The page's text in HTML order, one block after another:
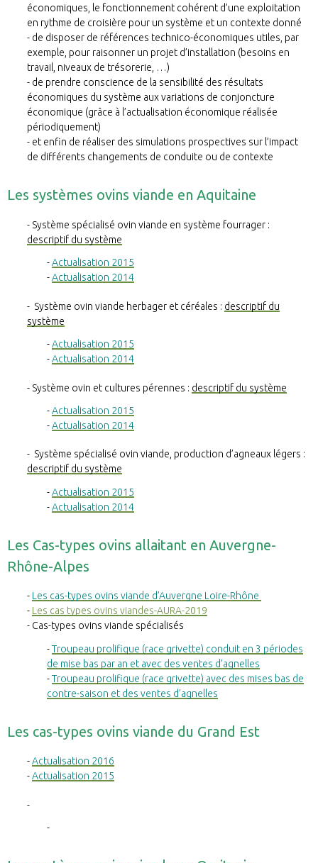
économiques, le fonctionnement cohérent d’une exploitation
en rythme de croisière pour un système et un contexte donné
de disposer de références technico-économiques utiles, par
exemple, pour raisonner un projet d’installation (besoins en
travail, niveaux de trésorerie, …)
de prendre conscience de la sensibilité des résultats
économiques du système aux variations de conjoncture
économique (grâce à l’actualisation économique réalisée
périodiquement)
et enfin de réaliser des simulations prospectives sur l’impact
de différents changements de conduite ou de contexte
Les systèmes ovins viande en Aquitaine
Système spécialisé ovin viande en système fourrager :
descriptif du système
Actualisation 2015
Actualisation 2014
Système ovin viande herbager et céréales : descriptif du
système
Actualisation 2015
Actualisation 2014
Système ovin et cultures pérennes : descriptif du système
Actualisation 2015
Actualisation 2014
Système spécialisé ovin viande, production d’agneaux légers :
descriptif du système
Actualisation 2015
Actualisation 2014
Les Cas-types ovins allaitant en Auvergne-
Rhône-Alpes
Les cas-types ovins viande d’Auvergne Loire-Rhône
Les cas types ovins viandes-AURA-2019
Cas-types ovins viande spécialisés
Troupeau prolifique (race grivette) conduit en 3 périodes
de mise bas par an et avec des ventes d’agnelles
Troupeau prolifique (race grivette) avec des mises bas de
contre-saison et des ventes d’agnelles
Les cas-types ovins viande du Grand Est
Actualisation 2016
Actualisation 2015